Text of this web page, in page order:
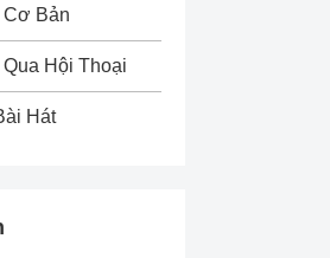
Cơ Bản
Hội Thoại
Hát